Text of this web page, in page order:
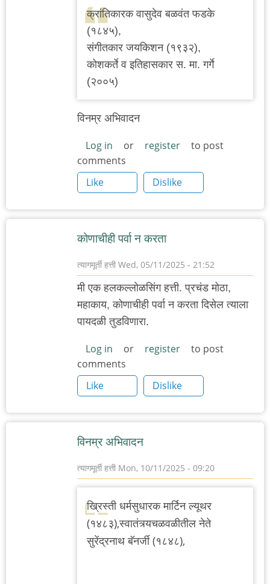
क्रांतिकारक वासुदेव बळवंत फडके
(१८४५),
संगीतकार जयकिशन (१९३२),
कोशकर्ते व इतिहासकार स. मा. गर्गे
(२००५)
विनम्र अभिवादन
Log in or register
to post
comments
Like
Dislike
कोणाचीही पर्वा न करता
त्यागमूर्ती हत्ती Wed, 05/11/2025 - 21:52
मी एक हलकल्लोळसिंग हत्ती. प्रचंड मोठा,
महाकाय, कोणाचीही पर्वा न करता दिसेल त्याला
पायदळी तुडविणारा.
Log in or register
to post
comments
Like
Dislike
विनम्र अभिवादन
त्यागमूर्ती हत्ती Mon, 10/11/2025 - 09:20
ख्रिस्ती धर्मसुधारक मार्टिन ल्यूथर
(१४८३),स्वातंत्र्यचळवळीतील नेते
सुरेंद्रनाथ बॅनर्जी (१८४८),